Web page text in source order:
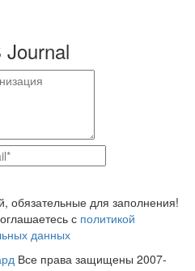
Journal
обязательные для заполнения!
с политикой
данных
Все права защищены 2007-